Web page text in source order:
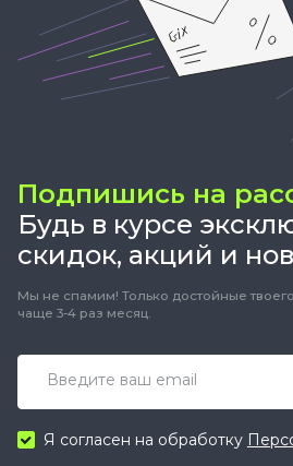
Подпишись на
Будь в курсе
скидок, акций и
Мы не спамим! Только достойные
чаще 3-4 раз месяц.
Я согласен на обработку